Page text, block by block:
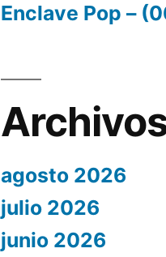
Enclave Pop –
agosto 2026
julio 2026
junio 2026